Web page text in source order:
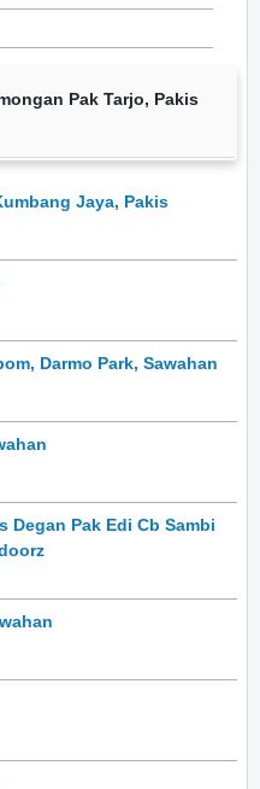
Pak Tarjo, Pakis
Jaya, Pakis
Darmo Park, Sawahan
Degan Pak Edi Cb Sambi